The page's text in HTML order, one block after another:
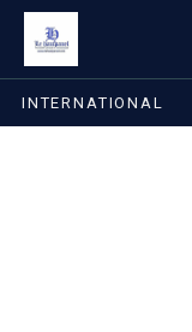
INTERNATIONAL